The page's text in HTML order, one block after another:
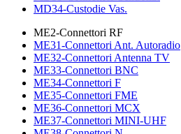
MD34-Custodie Vas.
ME2-Connettori RF
ME31-Connettori Ant. Autoradio
ME32-Connettori Antenna TV
ME33-Connettori BNC
ME34-Connettori F
ME35-Connettori FME
ME36-Connettori MCX
ME37-Connettori MINI-UHF